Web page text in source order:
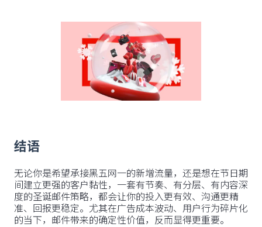
结语
无论你是希望承接黑五网一的新增流量，还是想在节日期
间建立更强的客户黏性，一套有节奏、有分层、有内容深
度的圣诞邮件策略，都会让你的投入更有效、沟通更精
准、回报更稳定。尤其在广告成本波动、用户行为碎片化
的当下，邮件带来的确定性价值，反而显得更重要。